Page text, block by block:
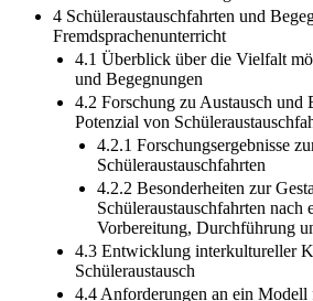
3.4 Zusammenfassung
4 Schüleraustauschfahrten und
Fremdsprachenunterricht
4.1 Überblick über die Vielfalt
und Begegnungen
4.2 Forschung zu Austausch und
Potenzial von
4.2.1 Forschungsergebnisse
Schüleraustauschfahrten
4.2.2 Besonderheiten zur
Schüleraustauschfahrten nach
Vorbereitung, Durchführung
4.3 Entwicklung interkultureller
Schüleraustausch